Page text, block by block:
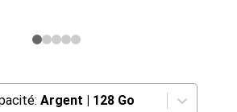
Argent | 128 Go